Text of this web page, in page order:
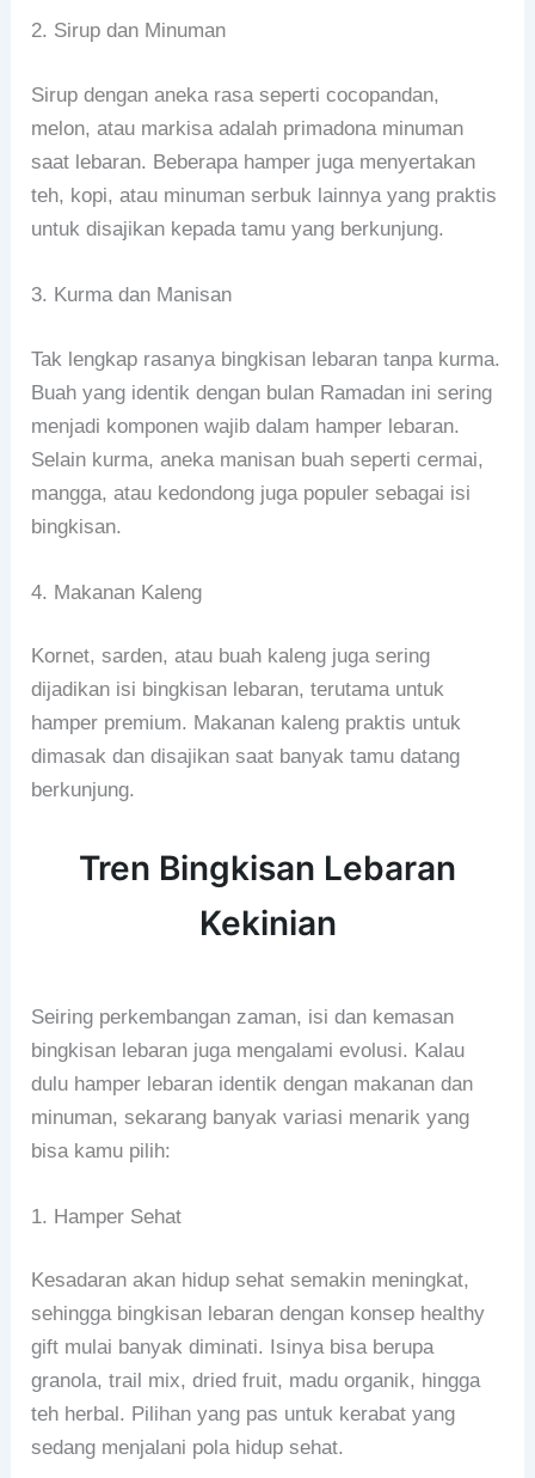
2. Sirup dan Minuman
Sirup dengan aneka rasa seperti cocopandan,
melon, atau markisa adalah primadona minuman
saat lebaran. Beberapa hamper juga menyertakan
teh, kopi, atau minuman serbuk lainnya yang praktis
untuk disajikan kepada tamu yang berkunjung.
3. Kurma dan Manisan
Tak lengkap rasanya bingkisan lebaran tanpa kurma.
Buah yang identik dengan bulan Ramadan ini sering
menjadi komponen wajib dalam hamper lebaran.
Selain kurma, aneka manisan buah seperti cermai,
mangga, atau kedondong juga populer sebagai isi
bingkisan.
4. Makanan Kaleng
Kornet, sarden, atau buah kaleng juga sering
dijadikan isi bingkisan lebaran, terutama untuk
hamper premium. Makanan kaleng praktis untuk
dimasak dan disajikan saat banyak tamu datang
berkunjung.
Tren Bingkisan Lebaran
Kekinian
Seiring perkembangan zaman, isi dan kemasan
bingkisan lebaran juga mengalami evolusi. Kalau
dulu hamper lebaran identik dengan makanan dan
minuman, sekarang banyak variasi menarik yang
bisa kamu pilih:
1. Hamper Sehat
Kesadaran akan hidup sehat semakin meningkat,
sehingga bingkisan lebaran dengan konsep healthy
gift mulai banyak diminati. Isinya bisa berupa
granola, trail mix, dried fruit, madu organik, hingga
teh herbal. Pilihan yang pas untuk kerabat yang
sedang menjalani pola hidup sehat.